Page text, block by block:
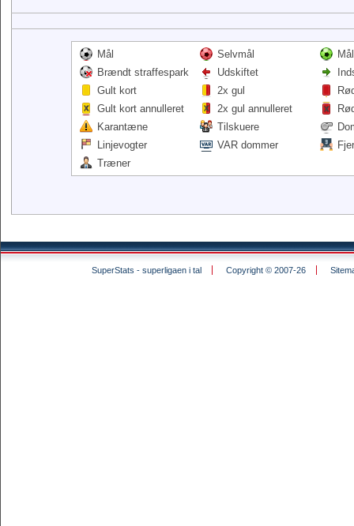
Mål Selvmål
Brændt straffespark
Udskiftet
Gult kort
2x gul
Gult kort annulleret
2x gul annulleret
Karantæne
Tilskuere
Linjevogter
VAR dommer
Træner
SuperStats - superligaen i tal Copyright © 2007-26